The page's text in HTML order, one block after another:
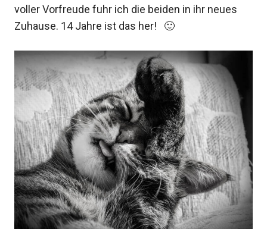
voller Vorfreude fuhr ich die beiden in ihr neues
Zuhause. 14 Jahre ist das her! 🙂